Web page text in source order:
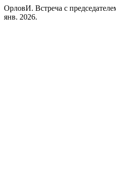
ОрловИ. Встреча с
янв. 2026.